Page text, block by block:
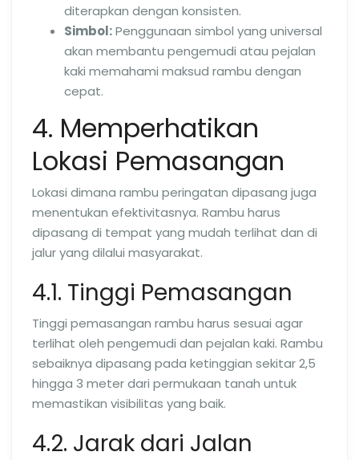
diterapkan dengan konsisten.
Simbol:Penggunaan simbol yang universal
akan membantu pengemudi atau pejalan
kaki memahami maksud rambu dengan
cepat.
4. Memperhatikan
Lokasi Pemasangan
Lokasi dimana rambu peringatan dipasang juga
menentukan efektivitasnya. Rambu harus
dipasang di tempat yang mudah terlihat dan di
jalur yang dilalui masyarakat.
4.1. Tinggi Pemasangan
Tinggi pemasangan rambu harus sesuai agar
terlihat oleh pengemudi dan pejalan kaki. Rambu
sebaiknya dipasang pada ketinggian sekitar 2,5
hingga 3 meter dari permukaan tanah untuk
memastikan visibilitas yang baik.
4.2. Jarak dari Jalan